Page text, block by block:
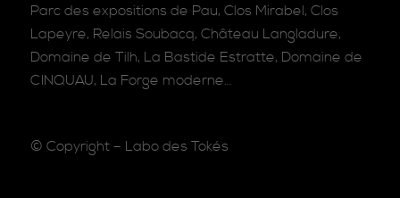
Parc des expositions de Pau, Clos Mirabel, Clos
Lapeyre, Relais Soubacq, Château Langladure,
Domaine de Tilh, La Bastide Estratte, Domaine de
CINQUAU, La Forge moderne…
© Copyright – Labo des Tokés